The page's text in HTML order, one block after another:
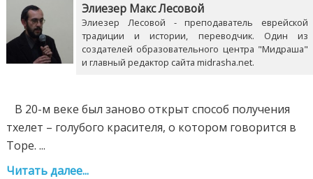
Элиезер Макс Лесовой
Элиезер Лесовой - преподаватель еврейской
традиции и истории, переводчик. Один из
создателей образовательного центра "Мидраша"
и главный редактор сайта midrasha.net.
В 20-м веке был заново открыт способ получения
тхелет – голубого красителя, о котором говорится в
Торе. ...
Читать далее...